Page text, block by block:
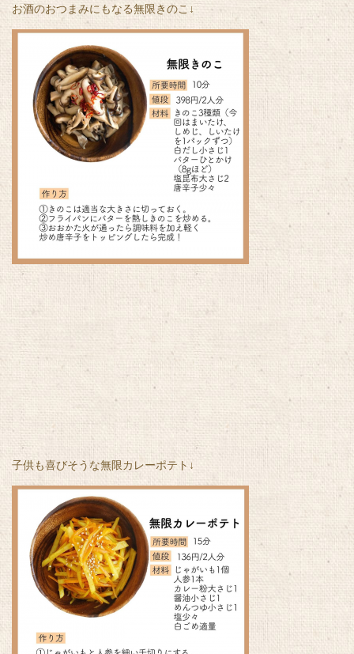
お酒のおつまみにもなる無限きのこ↓
子供も喜びそうな無限カレーポテト↓